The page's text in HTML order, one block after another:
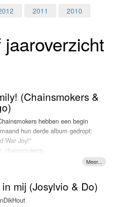
2011 2010
(Chainsmokers &
hebben een begin
hun derde album gedropt:
War Joy!"
mij (Josylvio & Do)